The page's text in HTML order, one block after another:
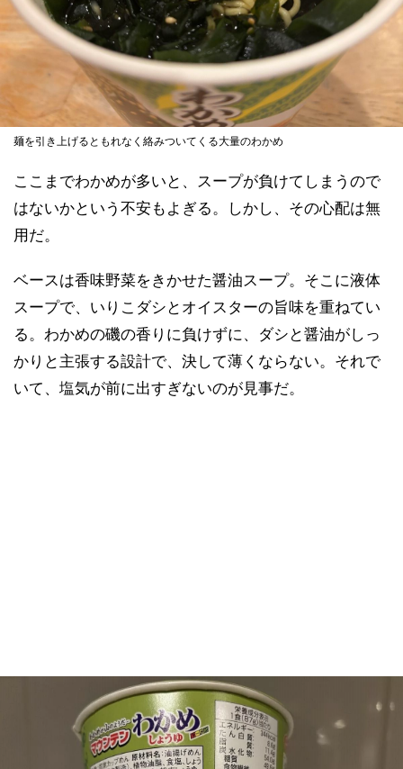
麺を引き上げるともれなく絡みついてくる大量のわかめ
ここまでわかめが多いと、スープが負けてしまうので
はないかという不安もよぎる。しかし、その心配は無
用だ。
ベースは香味野菜をきかせた醤油スープ。そこに液体
スープで、いりこダシとオイスターの旨味を重ねてい
る。わかめの磯の香りに負けずに、ダシと醤油がしっ
かりと主張する設計で、決して薄くならない。それで
いて、塩気が前に出すぎないのが見事だ。